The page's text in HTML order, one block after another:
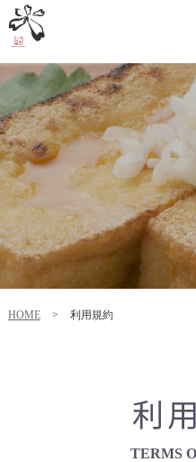
HOME > 利用規約
利
TERMS